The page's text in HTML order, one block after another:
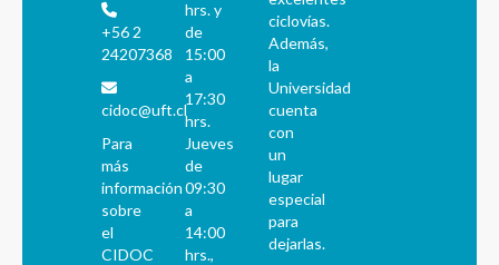
+56 2
24207368
cidoc@uft.cl
Para
más
información
sobre
el
CIDOC
hrs. y
de
15:00
a
17:30
hrs.
Jueves
de
09:30
a
14:00
hrs.,
ciclovías.
Además,
la
Universidad
cuenta
con
un
lugar
especial
para
dejarlas.